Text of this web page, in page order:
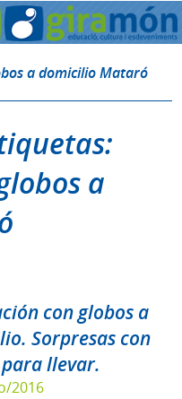
a domicilio Mataró
a
con globos a
Sorpresas con
llevar.
2016